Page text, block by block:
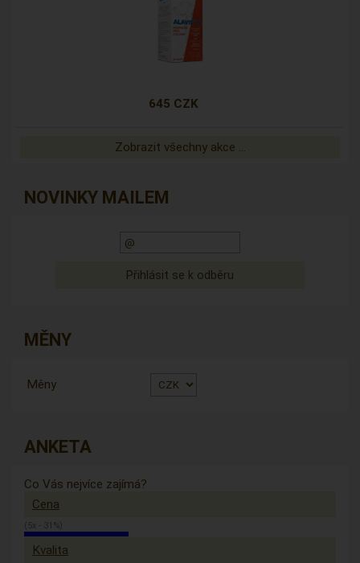
645 CZK
Zobrazit všechny akce ...
NOVINKY MAILEM
MĚNY
Měny
ANKETA
Co Vás nejvíce zajímá?
Cena
(5x - 31%)
Kvalita